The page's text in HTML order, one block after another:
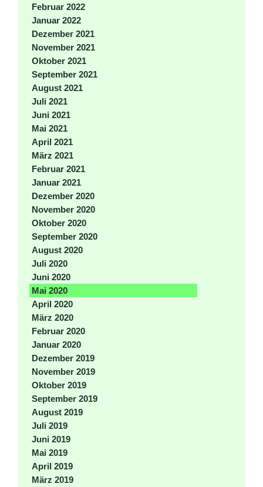
Februar 2022
Januar 2022
Dezember 2021
November 2021
Oktober 2021
September 2021
August 2021
Juli 2021
Juni 2021
Mai 2021
April 2021
März 2021
Februar 2021
Januar 2021
Dezember 2020
November 2020
Oktober 2020
September 2020
August 2020
Juli 2020
Juni 2020
Mai 2020
April 2020
März 2020
Februar 2020
Januar 2020
Dezember 2019
November 2019
Oktober 2019
September 2019
August 2019
Juli 2019
Juni 2019
Mai 2019
April 2019
März 2019